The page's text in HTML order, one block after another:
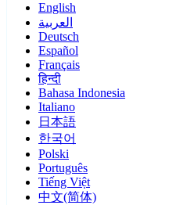
English
العربية
Deutsch
Español
Français
हिन्दी
Bahasa Indonesia
Italiano
日本語
한국어
Polski
Português
Tiếng Việt
中文(简体)